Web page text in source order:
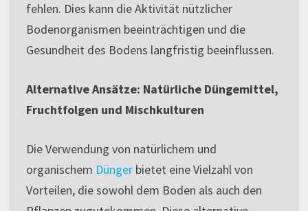
fehlen. Dies kann die Aktivität nützlicher
Bodenorganismen beeinträchtigen und die
Gesundheit des Bodens langfristig beeinflussen.
Alternative Ansätze: Natürliche Düngemittel,
Fruchtfolgen und Mischkulturen
Die Verwendung von natürlichem und
organischem Düngerbietet eine Vielzahl von
Vorteilen, die sowohl dem Boden als auch den